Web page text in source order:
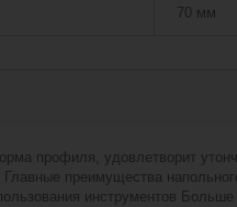
70 мм
профиля, удовлетворит
преимущества
инструментов